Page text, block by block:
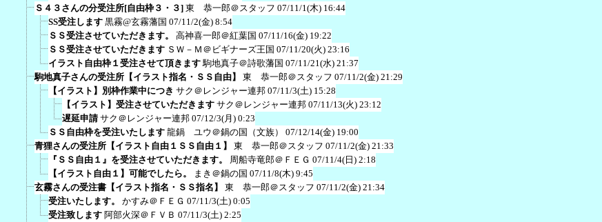
Ｓ４３さんの分受注所[自由枠３・３] 東 恭一郎＠スタッフ 07/11/1(木) 16:44
SS受注します 黒霧@玄霧藩国 07/11/2(金) 8:54
ＳＳ受注させていただきます。
高神喜一郎＠紅葉国 07/11/16(金) 19:22
ＳＳ受注させていただきます ＳＷ－Ｍ＠ビギナーズ王国 07/11/20(火) 23:16
イラスト自由枠１受注させて頂きます 駒地真子＠詩歌藩国 07/11/21(水) 21:37
駒地真子さんの受注所【イラスト指名・ＳＳ自由】
東 恭一郎＠スタッフ 07/11/2(金) 21:29
【イラスト】別枠作業中につき サク＠レンジャー連邦 07/11/3(土) 15:28
【イラスト】受注させていただきます サク＠レンジャー連邦 07/11/13(火) 23:12
遅延申請 サク＠レンジャー連邦 07/12/3(月) 0:23
ＳＳ自由枠を受注いたします 龍鍋 ユウ＠鍋の国（文族）
07/12/14(金) 19:00
青狸さんの受注所【イラスト自由１ＳＳ自由１】
東 恭一郎＠スタッフ 07/11/2(金) 21:33
『ＳＳ自由１』を受注させていただきます。
周船寺竜郎＠ＦＥＧ 07/11/4(日) 2:18
【イラスト自由１】可能でしたら。
まき＠鍋の国 07/11/8(木) 9:45
玄霧さんの受注書【イラスト指名・ＳＳ指名】
東 恭一郎＠スタッフ 07/11/2(金) 21:34
受注いたします。
かすみ＠ＦＥＧ 07/11/3(土) 0:05
受注致します 阿部火深＠ＦＶＢ 07/11/3(土) 2:25